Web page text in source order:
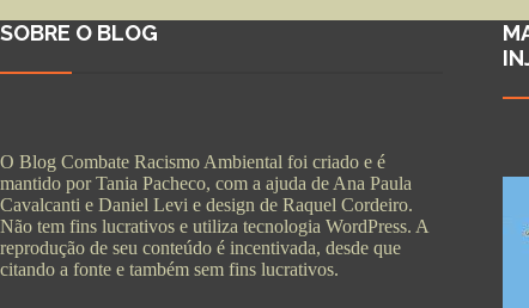
SOBRE O BLOG
O Blog Combate Racismo Ambiental foi criado e é
mantido por Tania Pacheco, com a ajuda de Ana Paula
Cavalcanti e Daniel Levi e design de Raquel Cordeiro.
Não tem fins lucrativos e utiliza tecnologia WordPress. A
reprodução de seu conteúdo é incentivada, desde que
citando a fonte e também sem fins lucrativos.